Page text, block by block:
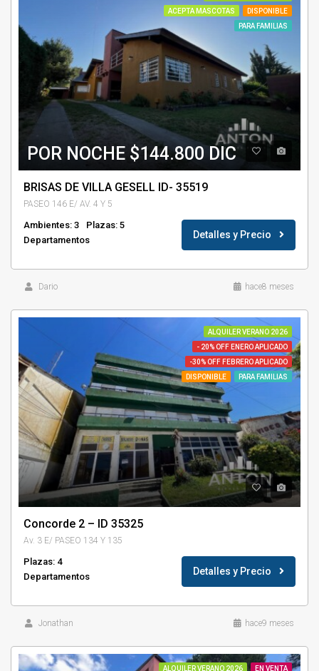
ACEPTA MASCOTAS
DISPONIBLE
PARA FAMILIAS
POR NOCHE $144.800 DIC
BRISAS DE VILLA GESELL ID- 35519
PASEO 146 E/ AV. 4 Y 5
Ambientes: 3
Plazas: 5
Departamentos
Detalles y Precio
Dario hace8 meses
ALQUILER VERANO 2026
- 20% OFF ENERO APLICADO
-30% OFF FEBRERO APLICADO
DISPONIBLE
PARA FAMILIAS
Concorde 2 – ID 35325
Av. 3 E/ PASEO 134 Y 135
Plazas: 4
Departamentos
Detalles y Precio
Jonathan hace9 meses
ALQUILER VERANO 2026 EN VENTA